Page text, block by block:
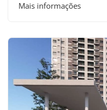
Mais informações